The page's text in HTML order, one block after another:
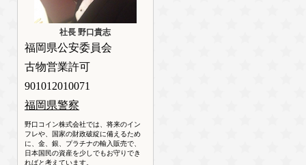
社長 野口貴志
福岡県公安委員会
古物営業許可
901012010071
福岡県警察
野口コイン株式会社では、将来のイン
フレや、国家の財政破綻に備えるため
に、金、銀、プラチナの輸入販売で、
日本国民の資産を少しでもお守りでき
ればと考えています。